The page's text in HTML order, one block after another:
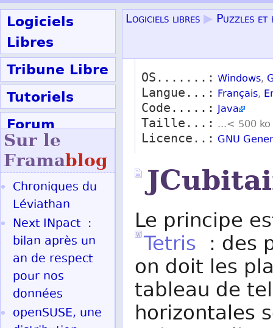
Logiciels
Libres
Tribune Libre
Tutoriels
Forum
Participer
Logiciels libres ▶ Puzzles
OS.......: Windows,
Langue...: Français,
Code.....: Java
Taille...: ...< 500 ko
Licence..: GNU
Le principe
Tetris : des
on doit les
tableau de
horizontales
Sur le
Framablog
Chroniques du
Léviathan
Next INpact :
bilan après un
an de respect
pour nos
données
openSUSE, une